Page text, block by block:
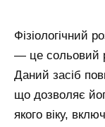
Фізіологічний
— це сольовий
Даний засіб
що дозволяє
якого віку,